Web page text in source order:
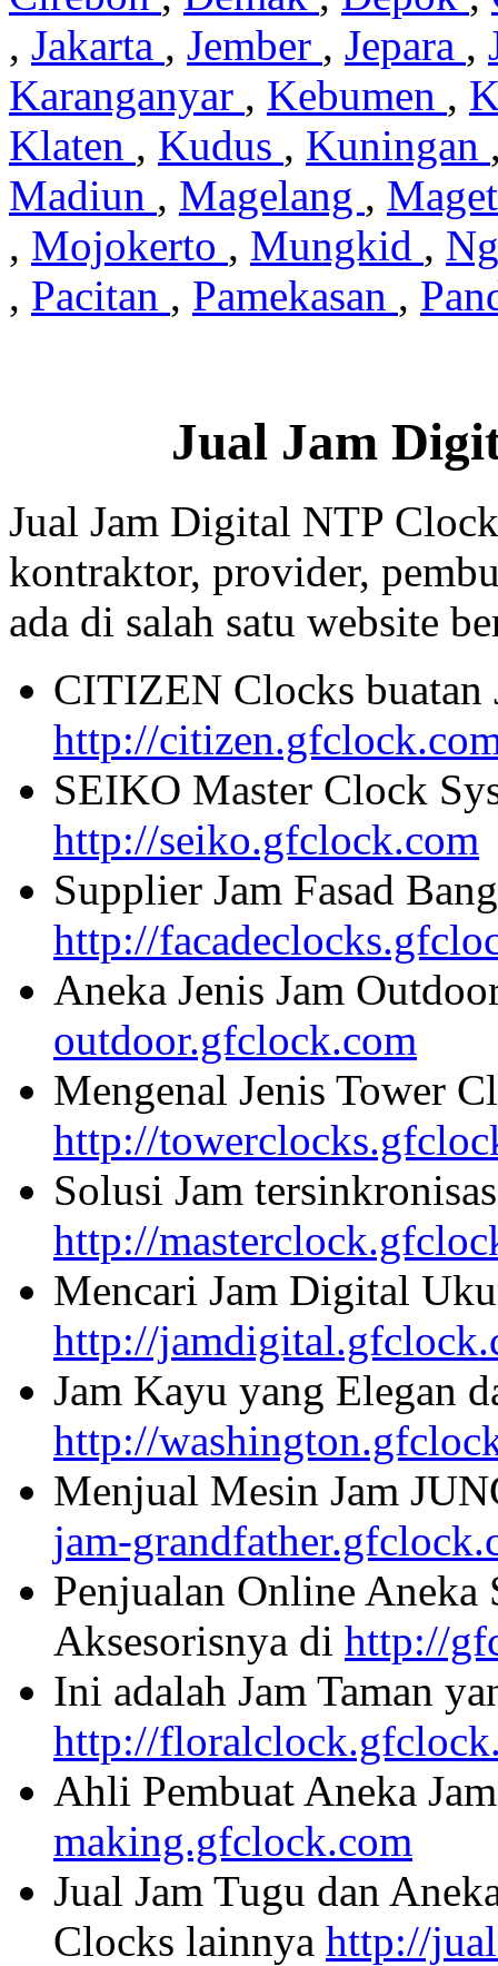
, Jakarta , Jember , Jepara ,
Karanganyar , Kebumen ,
Klaten , Kudus , Kuningan
Madiun , Magelang ,
, Mojokerto , Mungkid ,
, Pacitan , Pamekasan ,
Jual Jam
Jual Jam Digital NTP
kontraktor, provider,
ada di salah satu website
CITIZEN Clocks buatan
http://
SEIKO Master Clock
http://seiko.gfclock.com
Supplier Jam Fasad
http://
Aneka Jenis Jam
outdoor.gfclock.com
Mengenal Jenis Tower
http://
Solusi Jam
http://
Mencari Jam Digital
http://
Jam Kayu yang Elegan
http://
Menjual Mesin Jam
jam-
Penjualan Online Aneka
Aksesorisnya di http://
Ini adalah Jam Taman
http://
Ahli Pembuat Aneka
making.gfclock.com
Jual Jam Tugu dan
Clocks lainnya http://